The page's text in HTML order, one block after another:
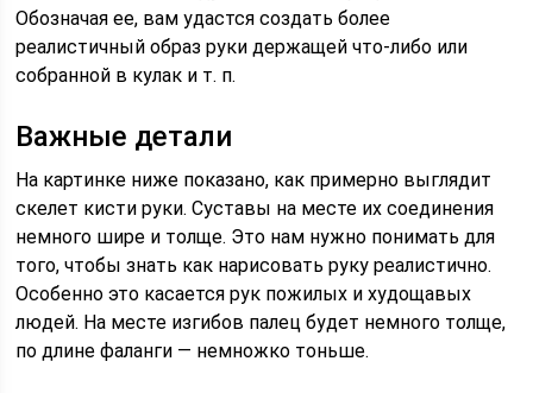
Обозначая ее, вам удастся создать более
реалистичный образ руки держащей что-либо или
собранной в кулак и т. п.
Важные детали
На картинке ниже показано, как примерно выглядит
скелет кисти руки. Суставы на месте их соединения
немного шире и толще. Это нам нужно понимать для
того, чтобы знать как нарисовать руку реалистично.
Особенно это касается рук пожилых и худощавых
людей. На месте изгибов палец будет немного толще,
по длине фаланги — немножко тоньше.